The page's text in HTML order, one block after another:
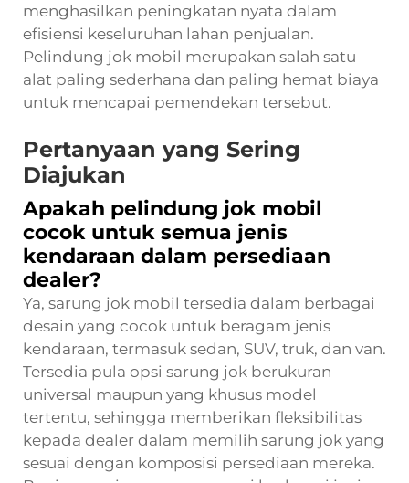
menghasilkan peningkatan nyata dalam
efisiensi keseluruhan lahan penjualan.
Pelindung jok mobil merupakan salah satu
alat paling sederhana dan paling hemat biaya
untuk mencapai pemendekan tersebut.
Pertanyaan yang Sering
Diajukan
Apakah pelindung jok mobil
cocok untuk semua jenis
kendaraan dalam persediaan
dealer?
Ya, sarung jok mobil tersedia dalam berbagai
desain yang cocok untuk beragam jenis
kendaraan, termasuk sedan, SUV, truk, dan van.
Tersedia pula opsi sarung jok berukuran
universal maupun yang khusus model
tertentu, sehingga memberikan fleksibilitas
kepada dealer dalam memilih sarung jok yang
sesuai dengan komposisi persediaan mereka.